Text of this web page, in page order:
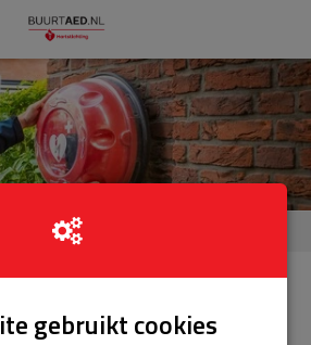
Pieter van
gebruikt cookies